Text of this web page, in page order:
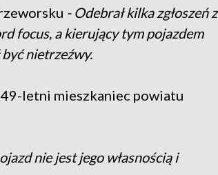
- Odebrał kilka zgłoszeń z
focus, a kierujący tym pojazdem
nietrzeźwy.
49-letni mieszkaniec powiatu
nie jest jego własnością i